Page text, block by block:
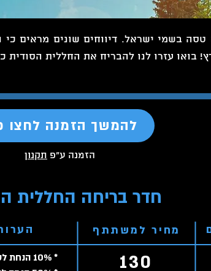
בשמי ישראל. דיווחים שונים מראים
בואו עזרו לנו להבריח את החללית הסודית
להמשך הזמנה לחצו
הזמנה ע"פ תקנון
חדר בריחה החללית
מחיר למשתתף
130
* 10% הנחת לסטודנטים ולחיילים בשירות חובה